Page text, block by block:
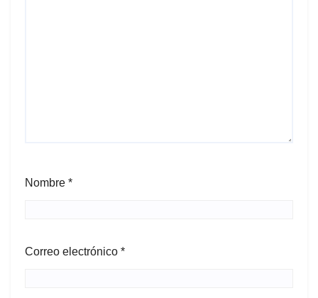
Nombre *
Correo electrónico *